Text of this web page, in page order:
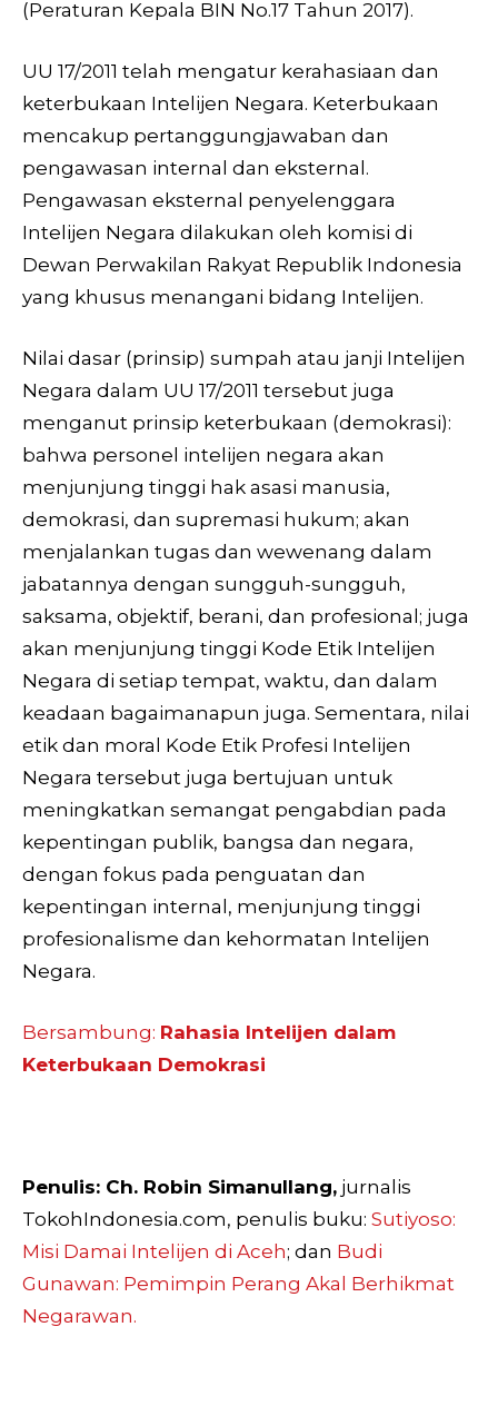
(Peraturan Kepala BIN No.17 Tahun 2017).
UU 17/2011 telah mengatur kerahasiaan dan
keterbukaan Intelijen Negara. Keterbukaan
mencakup pertanggungjawaban dan
pengawasan internal dan eksternal.
Pengawasan eksternal penyelenggara
Intelijen Negara dilakukan oleh komisi di
Dewan Perwakilan Rakyat Republik Indonesia
yang khusus menangani bidang Intelijen.
Nilai dasar (prinsip) sumpah atau janji Intelijen
Negara dalam UU 17/2011 tersebut juga
menganut prinsip keterbukaan (demokrasi):
bahwa personel intelijen negara akan
menjunjung tinggi hak asasi manusia,
demokrasi, dan supremasi hukum; akan
menjalankan tugas dan wewenang dalam
jabatannya dengan sungguh-sungguh,
saksama, objektif, berani, dan profesional; juga
akan menjunjung tinggi Kode Etik Intelijen
Negara di setiap tempat, waktu, dan dalam
keadaan bagaimanapun juga. Sementara, nilai
etik dan moral Kode Etik Profesi Intelijen
Negara tersebut juga bertujuan untuk
meningkatkan semangat pengabdian pada
kepentingan publik, bangsa dan negara,
dengan fokus pada penguatan dan
kepentingan internal, menjunjung tinggi
profesionalisme dan kehormatan Intelijen
Negara.
Bersambung: Rahasia Intelijen dalam
Keterbukaan Demokrasi
Penulis: Ch. Robin Simanullang, jurnalis
TokohIndonesia.com, penulis buku: Sutiyoso:
Misi Damai Intelijen di Aceh; dan Budi
Gunawan: Pemimpin Perang Akal Berhikmat
Negarawan.